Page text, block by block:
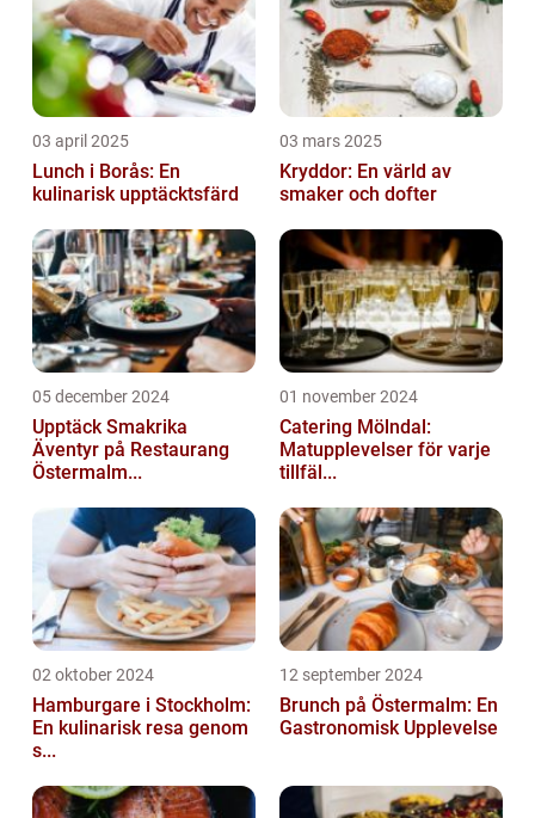
03 april 2025
Lunch i Borås: En
kulinarisk upptäcktsfärd
03 mars 2025
Kryddor: En värld av
smaker och dofter
05 december 2024
Upptäck Smakrika
Äventyr på Restaurang
Östermalm...
01 november 2024
Catering Mölndal:
Matupplevelser för varje
tillfäl...
02 oktober 2024
Hamburgare i Stockholm:
En kulinarisk resa genom
s...
12 september 2024
Brunch på Östermalm: En
Gastronomisk Upplevelse